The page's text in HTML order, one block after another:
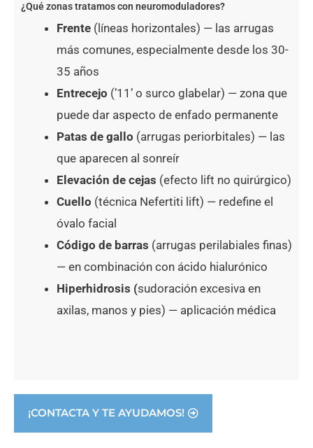
¿Qué zonas tratamos con neuromoduladores?
Frente (líneas horizontales) — las arrugas
más comunes, especialmente desde los 30-
35 años
Entrecejo (’11’ o surco glabelar) — zona que
puede dar aspecto de enfado permanente
Patas de gallo (arrugas periorbitales) — las
que aparecen al sonreír
Elevación de cejas (efecto lift no quirúrgico)
Cuello (técnica Nefertiti lift) — redefine el
óvalo facial
Código de barras (arrugas perilabiales finas)
— en combinación con ácido hialurónico
Hiperhidrosis (sudoración excesiva en
axilas, manos y pies) — aplicación médica
¡CONTACTA Y TE AYUDAMOS!